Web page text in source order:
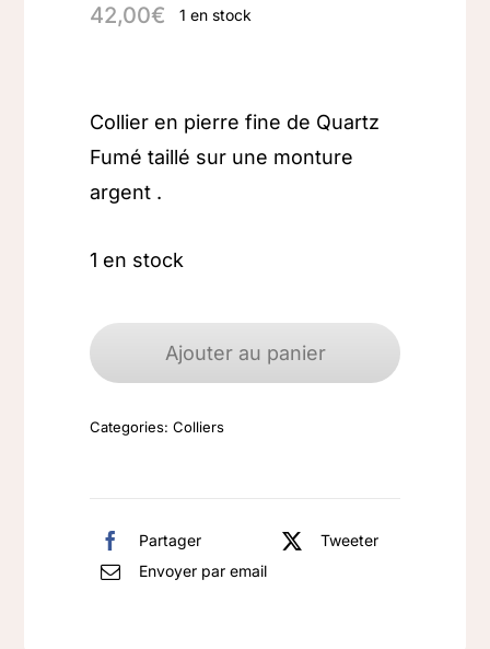
42,00€ 1 en stock
Collier en pierre fine de Quartz
Fumé taillé sur une monture
argent .
1 en stock
de
argent
Ajouter au panier
Categories:Colliers
Partager
Tweeter
Envoyer par email